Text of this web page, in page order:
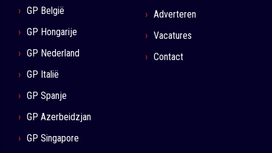
GP België
GP Hongarije
GP Nederland
GP Italië
GP Spanje
GP Azerbeidzjan
GP Singapore
Adverteren
Vacatures
Contact